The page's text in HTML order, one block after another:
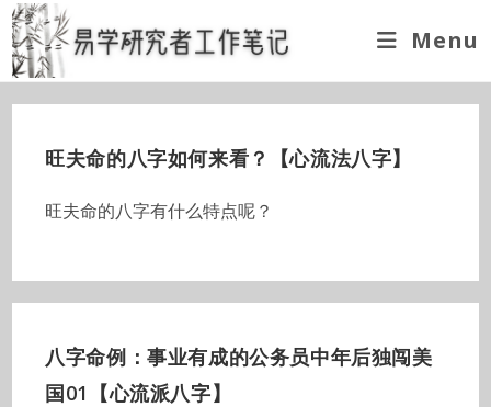
Skip
to
content
Menu
旺夫命的八字如何来看？【心流法八字】
旺夫命的八字有什么特点呢？
八字命例：事业有成的公务员中年后独闯美
国01【心流派八字】